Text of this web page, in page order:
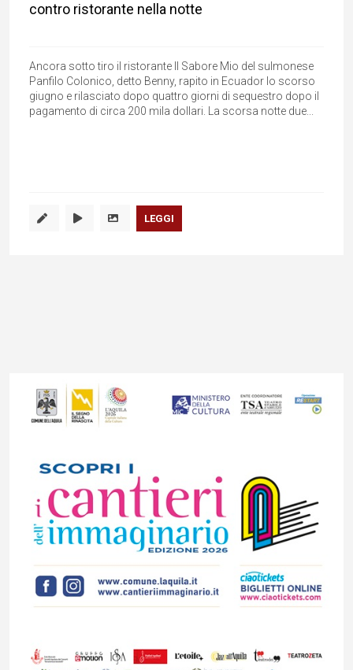
contro ristorante nella notte
Ancora sotto tiro il ristorante Il Sabore Mio del sulmonese
Panfilo Colonico, detto Benny, rapito in Ecuador lo scorso
giugno e rilasciato dopo quattro giorni di sequestro dopo il
pagamento di circa 200 mila dollari. La scorsa notte due...
LEGGI